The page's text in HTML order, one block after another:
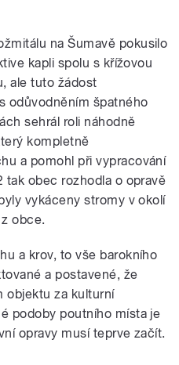
na Šumavě pokusilo
kapli spolu s křížovou
ale tuto žádost
odůvodněním špatného
sehrál roli náhodně
kompletně
a pomohl při vypracování
tak obec rozhodla o opravě
vykáceny stromy v okolí
obce.
a krov, to vše barokního
a postavené, že
objektu za kulturní
podoby poutního místa je
opravy musí teprve začít.